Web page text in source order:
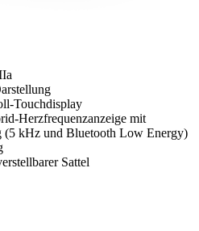
Touchdisplay
Herzfrequenzanzeige mit
(5 kHz und Bluetooth Low Energy)
Sattel